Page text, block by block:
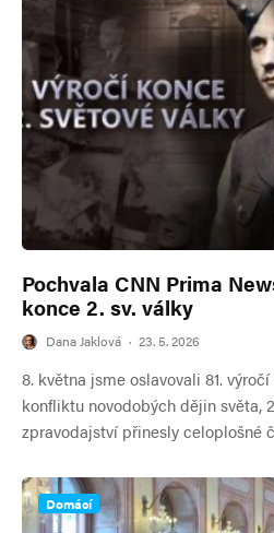
Pochvala CNN Prima
konce 2. sv. války
Dana Jaklová · 23. 5. 2026
8. května jsme oslavovali 81.
konfliktu novodobých dějin světa,
zpravodajství přinesly celoplošné
Domácí